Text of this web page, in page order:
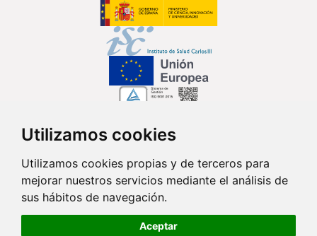
Utilizamos cookies
Utilizamos cookies propias y de terceros para
mejorar nuestros servicios mediante el análisis de
sus hábitos de navegación.
Aceptar
Síguenos en...
Contacto
Av. Monforte de Lemos, 3-5. Pabellón 11. Planta 0 28029 Madrid
info@ciberisciii.es